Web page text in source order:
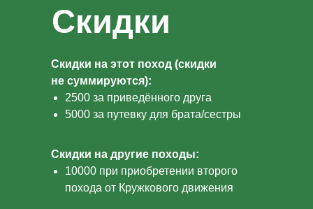
Скидки
Скидки на другие походы:
10000 при приобретении второго
похода от Кружкового движения
Скидки на этот поход (скидки
не суммируются):
2500 за приведённого друга
5000 за путевку для брата/сестры